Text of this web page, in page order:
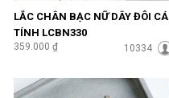
LẮC CHÂN BẠC NỮ DÂY ĐÔI CÁ
TÍNH LCBN330
359.000 ₫ 10334